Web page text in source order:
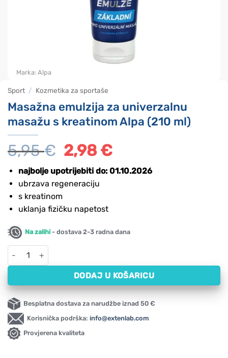
Sport / Kozmetika za sportaše
Masažna emulzija za univerzalnu
masažu s kreatinom Alpa (210 ml)
5,95€
Izvorna
cijena
bila
je:
2,98€Trenutna
je:
najbolje upotrijebiti do: 01.10.2026
ubrzava regeneraciju
s kreatinom
uklanja fizičku napetost
Na zalihi - dostava 2-3 radna dana
Masažna emulzija za univerzalnu masažu s kreatinom Alpa
DODAJ U KOŠARICU
Besplatna dostava za narudžbe iznad 50 €
Korisnička podrška: info@extenlab.com
Provjerena kvaliteta
Marka: Alpa